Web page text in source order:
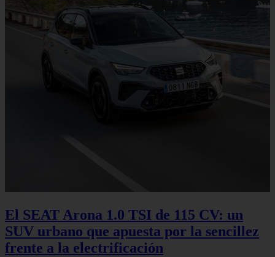
El SEAT Arona 1.0 TSI de 115 CV: un
SUV urbano que apuesta por la sencillez
frente a la electrificación